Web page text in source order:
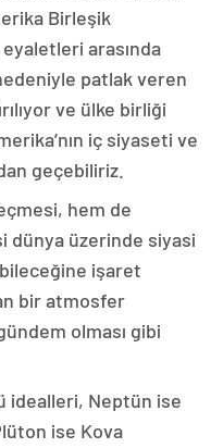
Birleşik
arasında
patlak veren
ve ülke birliği
iç siyaseti ve
geçebiliriz.
hem de
dünya üzerinde siyasi
işaret
bir atmosfer
olması gibi
idealleri, Neptün ise
ise Kova